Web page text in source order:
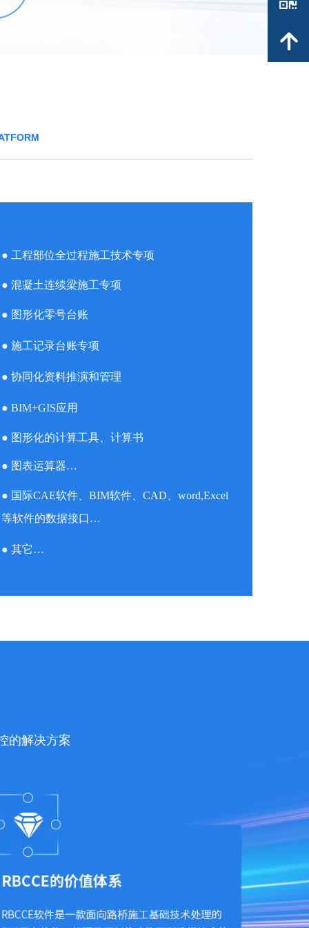
的解决方案
● 工程部位全过程施工技术专项
● 混凝土连续梁施工专项
● 图形化零号台账
● 施工记录台账专项
● 协同化资料推演和管理
● BIM+GIS应用
● 图形化的计算工具、计算书
● 图表运算器…
● 国际CAE软件、BIM软件、CAD、word,Excel
等软件的数据接口…
● 其它…
녕